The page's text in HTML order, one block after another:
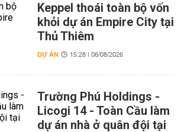
Keppel thoái toàn bộ vốn
khỏi dự án Empire City tại
Thủ Thiêm
DỰ ÁN 15:28 | 06/08/2026
Trường Phú Holdings -
Licogi 14 - Toàn Cầu làm
dự án nhà ở quân đội tại